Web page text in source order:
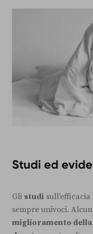
Studi ed
Gli studi
sempre univoci.
miglioramento della